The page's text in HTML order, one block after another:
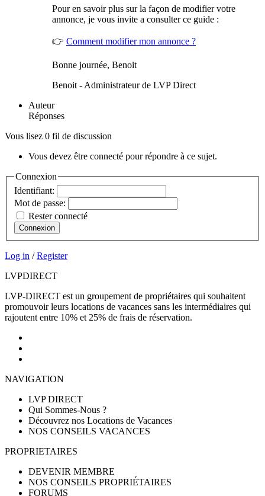
Pour en savoir plus sur la façon de modifier votre
annonce, je vous invite a consulter ce guide :
👉 Comment modifier mon annonce ?
Bonne journée, Benoit
Benoit - Administrateur de LVP Direct
Auteur
Réponses
Vous lisez 0 fil de discussion
Vous devez être connecté pour répondre à ce sujet.
Connexion
Identifiant:
Mot de passe:
Rester connecté
Connexion
Log in /Register
LVPDIRECT
LVP-DIRECT est un groupement de propriétaires qui souhaitent
promouvoir leurs locations de vacances sans les intermédiaires qui
rajoutent entre 10% et 25% de frais de réservation.
NAVIGATION
LVP DIRECT
Qui Sommes-Nous ?
Découvrez nos Locations de Vacances
NOS CONSEILS VACANCES
PROPRIETAIRES
DEVENIR MEMBRE
NOS CONSEILS PROPRIÉTAIRES
FORUMS